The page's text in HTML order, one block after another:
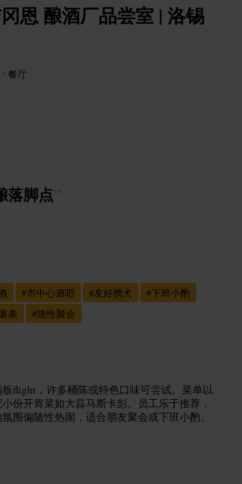
恩 酿酒厂品尝室 | 洛锡
•餐厅
落脚点”
#市中心酒吧 #友好携犬 #下班小酌
条 #随性聚会
flight，许多桶陈或特色口味可尝试。菜单以
份开胃菜如大蒜马斯卡彭。员工乐于推荐，
围偏随性热闹，适合朋友聚会或下班小酌。